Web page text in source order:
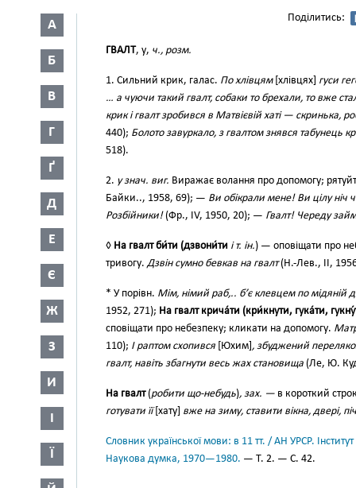
А
Б
В
Г
Ґ
Д
Е
Є
Ж
З
И
І
Ї
Поділитись:
ГВАЛТ, у, ч., розм.
1. Сильний крик, галас. По хлівцям[хлівцях] гуси
… а чуючи такий гвалт, собаки то брехали, то вже
крик і гвалт зробився в Матвієвій хаті — скринька,
440); Болото завуркало, з гвалтом знявся табунець
518).
2. у знач. виг. Виражає волання про допомогу;
Байки.., 1958, 69); — Ви обікрали мене! Ви цілу ніч
Розбійники!(Фр., IV, 1950, 20); — Гвалт! Череду
◊ На гвалт би́ти (дзвони́ти і т. ін.) — оповіщати про
тривогу.Дзвін сумно бевкав на гвалт(Н.-Лев., II,
* У порівн. Мім, німий раб,.. б’є клевцем по мідяній
1952, 271); На гвалт крича́ти (кри́кнути, гука́ти,
сповіщати про небезпеку; кликати на допомогу.
110); І раптом схопився [Юхим] , збуджений
гвалт, навіть збагнути весь жах становища (Ле, Ю.
На гвалт(робити що-небудь), зах. — в короткий
готувати її[хату] вже на зиму, ставити вікна, двері, піч
Словник української мови: в 11 тт. / АН УРСР.
Наукова думка, 1970—1980. — Т. 2. — С. 42.